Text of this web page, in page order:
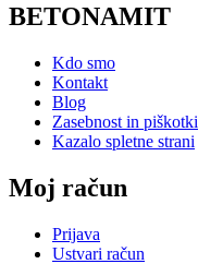
BETONAMIT
Kdo smo
Kontakt
Blog
Zasebnost in piškotki
Kazalo spletne strani
Moj račun
Prijava
Ustvari račun